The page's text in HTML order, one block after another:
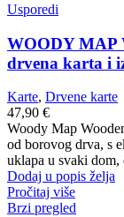
Usporedi
WOODY MAP
drvena karta i
Karte, Drvene karte
47,90 €
Woody Map
od borovog drva, s
uklapa u svaki
Dodaj u popis želja
Pročitaj više
Brzi pregled